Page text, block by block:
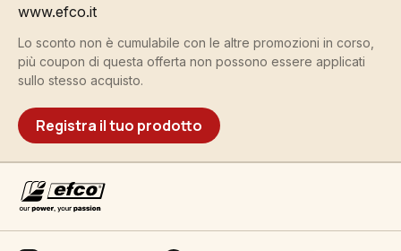
www.efco.it
Lo sconto non è cumulabile con le altre promozioni in corso,
più coupon di questa offerta non possono essere applicati
sullo stesso acquisto.
Registra il tuo prodotto